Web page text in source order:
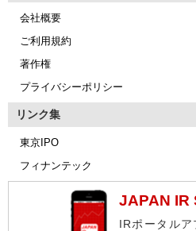
会社概要
ご利用規約
著作権
プライバシーポリシー
リンク集
東京IPO
フィナンテック
JAPAN IR
IRポータルア